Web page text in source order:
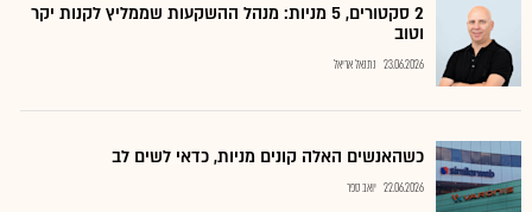
2 סקטורים, 5 מניות: מנהל ההשקעות שממליץ לקנות יקר
וטוב
23.06.2026 נתנאל אריאל
כשהאנשים האלה קונים מניות, כדאי לשים לב
22.06.2026 יואב ספר